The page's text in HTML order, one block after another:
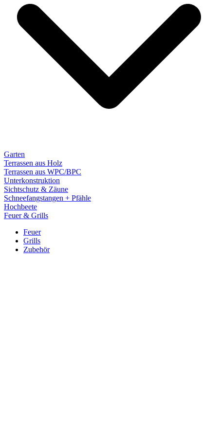
Garten
Terrassen aus Holz
Terrassen aus WPC/BPC
Unterkonstruktion
Sichtschutz & Zäune
Schneefangstangen + Pfähle
Hochbeete
Feuer & Grills
Feuer
Grills
Zubehör